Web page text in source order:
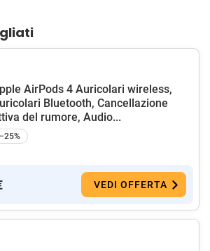
AirPods 4 Auricolari wireless,
Bluetooth, Cancellazione
del rumore, Audio...
−25%
VEDI OFFERTA